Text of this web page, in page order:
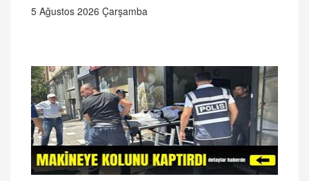
5 Ağustos 2026 Çarşamba